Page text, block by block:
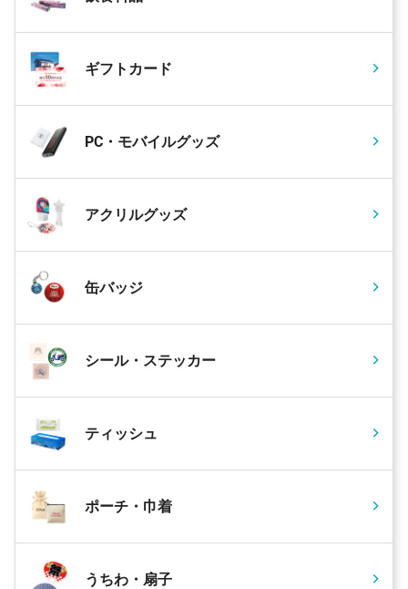
ギフトカード
PC・モバイルグッズ
アクリルグッズ
缶バッジ
シール・ステッカー
ティッシュ
ポーチ・巾着
うちわ・扇子